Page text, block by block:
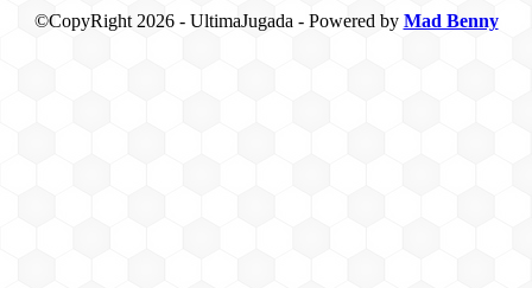
©CopyRight 2026 - UltimaJugada - Powered by Mad Benny